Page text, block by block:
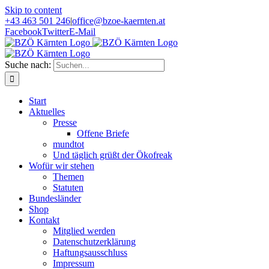
Skip to content
+43 463 501 246|office@bzoe-kaernten.at
FacebookTwitterE-Mail
Suche nach:
Start
Aktuelles
Presse
Offene Briefe
mundtot
Und täglich grüßt der Ökofreak
Wofür wir stehen
Themen
Statuten
Bundesländer
Shop
Kontakt
Mitglied werden
Datenschutzerklärung
Haftungsausschluss
Impressum